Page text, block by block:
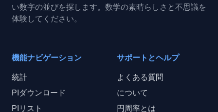
い数字の並びを探します。数学の素晴らしさと不思議を
体験してください。
機能ナビゲーション
統計
PIダウンロード
PIリスト
サポートとヘルプ
よくある質問
について
円周率とは